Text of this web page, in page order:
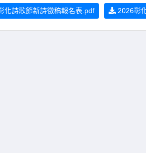
化詩歌節新詩徵稿報名表.pdf 2026彰